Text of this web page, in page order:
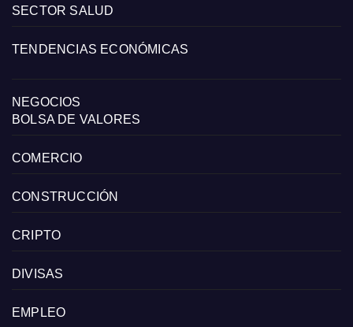
SECTOR SALUD
TENDENCIAS ECONÓMICAS
NEGOCIOS
BOLSA DE VALORES
COMERCIO
CONSTRUCCIÓN
CRIPTO
DIVISAS
EMPLEO